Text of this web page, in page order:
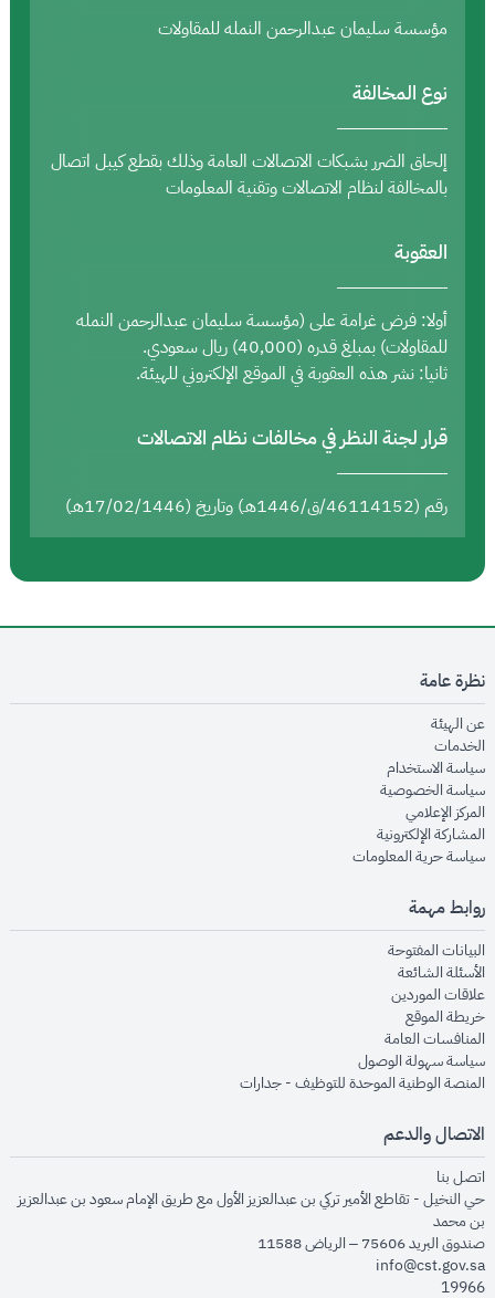
مؤسسة سليمان عبدالرحمن النمله للمقاولات
نوع المخالفة
إلحاق الضرر بشبكات الاتصالات العامة وذلك بقطع كيبل اتصال
بالمخالفة لنظام الاتصالات وتقنية المعلومات
العقوبة
أولا: فرض غرامة على (مؤسسة سليمان عبدالرحمن النمله
للمقاولات) بمبلغ قدره (40,000) ريال سعودي.
ثانيا: نشر هذه العقوبة في الموقع الإلكتروني للهيئة.
قرار لجنة النظر في مخالفات نظام الاتصالات
رقم (46114152/ق/1446هـ) وتاريخ (17/02/1446هـ)
نظرة عامة
عن الهيئةopens in new window
الخدماتopens in new window
سياسة الاستخدام
سياسة الخصوصيةopens in new window
المركز الإعلاميopens in new window
المشاركة الإلكترونيةopens in new window
سياسة حرية المعلوماتopens in new window
روابط مهمة
البيانات المفتوحةopens in new window
الأسئلة الشائعةopens in new window
علاقات الموردينopens in new window
خريطة الموقعopens in new window
المنافسات العامةopens in new window
سياسة سهولة الوصولopens in new window
المنصة الوطنية الموحدة للتوظيف - جداراتopens in new window
الاتصال والدعم
اتصل بنا
حي النخيل - تقاطع الأمير تركي بن عبدالعزيز الأول مع طريق الإمام سعود بن عبدالعزيز
بن محمد
صندوق البريد 75606 – الرياض 11588
info@cst.gov.sa
19966